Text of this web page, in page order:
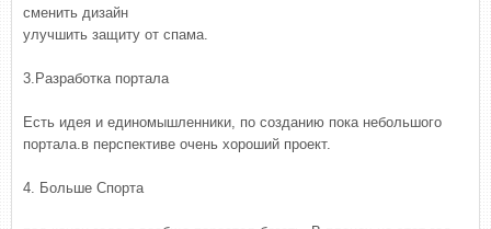
сменить дизайн
улучшить защиту от спама.
3.Разработка портала
Есть идея и единомышленники, по созданию пока небольшого
портала.в перспективе очень хороший проект.
4. Больше Спорта